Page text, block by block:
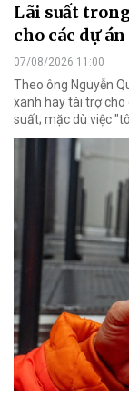
Lãi suất
cho các dự án
07/08/2026 11:00
Theo ông Nguyễn
xanh hay tài trợ cho
suất; mặc dù việc